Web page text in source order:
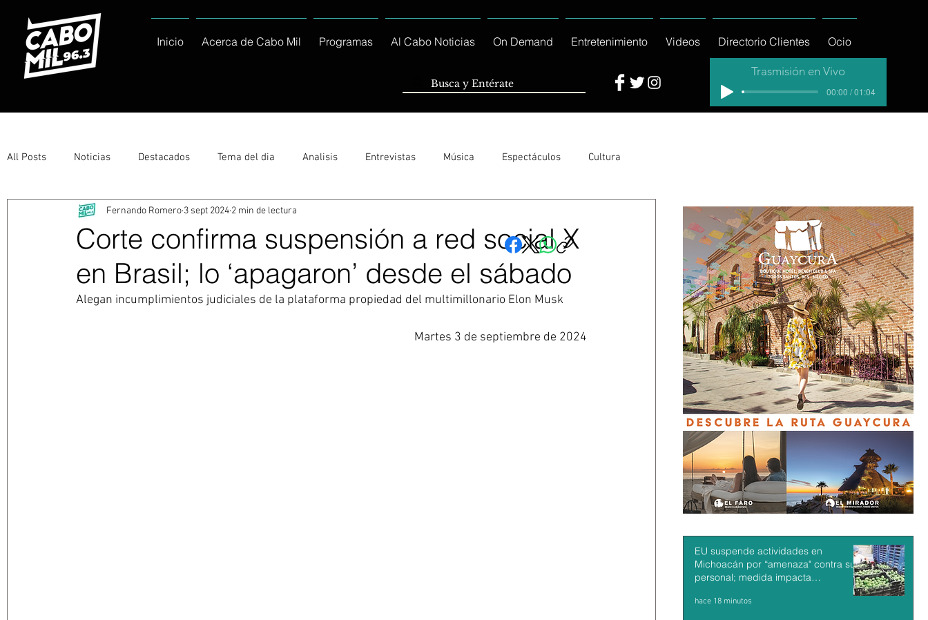
Inicio Acerca de Cabo Mil Programas Al Cabo Noticias On Demand Entretenimiento Videos Directorio Clientes Ocio
Trasmisión en Vivo
00:00 / 01:04
All Posts Noticias Destacados Tema del dia Analisis Entrevistas Música Espectáculos Cultura
Entérate Deportes La buena del día
Ayuntamiento de Los Cabos Informa Nacionales e Internacionales Columnas Locales Los Cabos Servicio Social
Corte confirma suspensión a red social X
en Brasil; lo ‘apagaron’ desde el sábado
Fernando Romero 3 sept 2024 2 min de lectura
Alegan incumplimientos judiciales de la plataforma propiedad del multimillonario Elon Musk
Martes 3 de septiembre de 2024
EU suspende actividades en
Michoacán por “amenaza" contra su
personal; medida impacta
exportaciones de aguacate mexicano
hace 18 minutos